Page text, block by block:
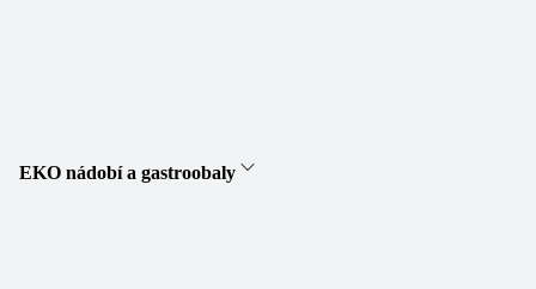
EKO nádobí a gastroobaly